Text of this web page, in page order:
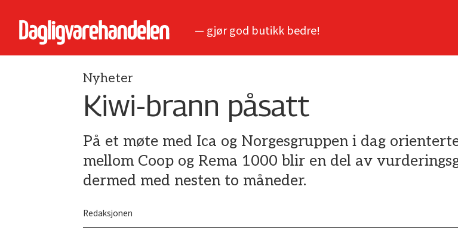
— gjør god butikk bedre!
Nyheter
Kiwi-brann påsatt
På et møte med Ica og Norgesgruppen i dag
mellom Coop og Rema 1000 blir en del av
dermed med nesten to måneder.
Redaksjonen